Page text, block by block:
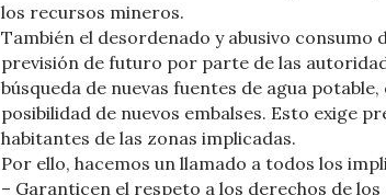
los recursos mineros.
También el desordenado y abusivo consumo
previsión de futuro por parte de las
búsqueda de nuevas fuentes de agua
posibilidad de nuevos embalses. Esto exige
habitantes de las zonas implicadas.
Por ello, hacemos un llamado a todos los
– Garanticen el respeto a los derechos de